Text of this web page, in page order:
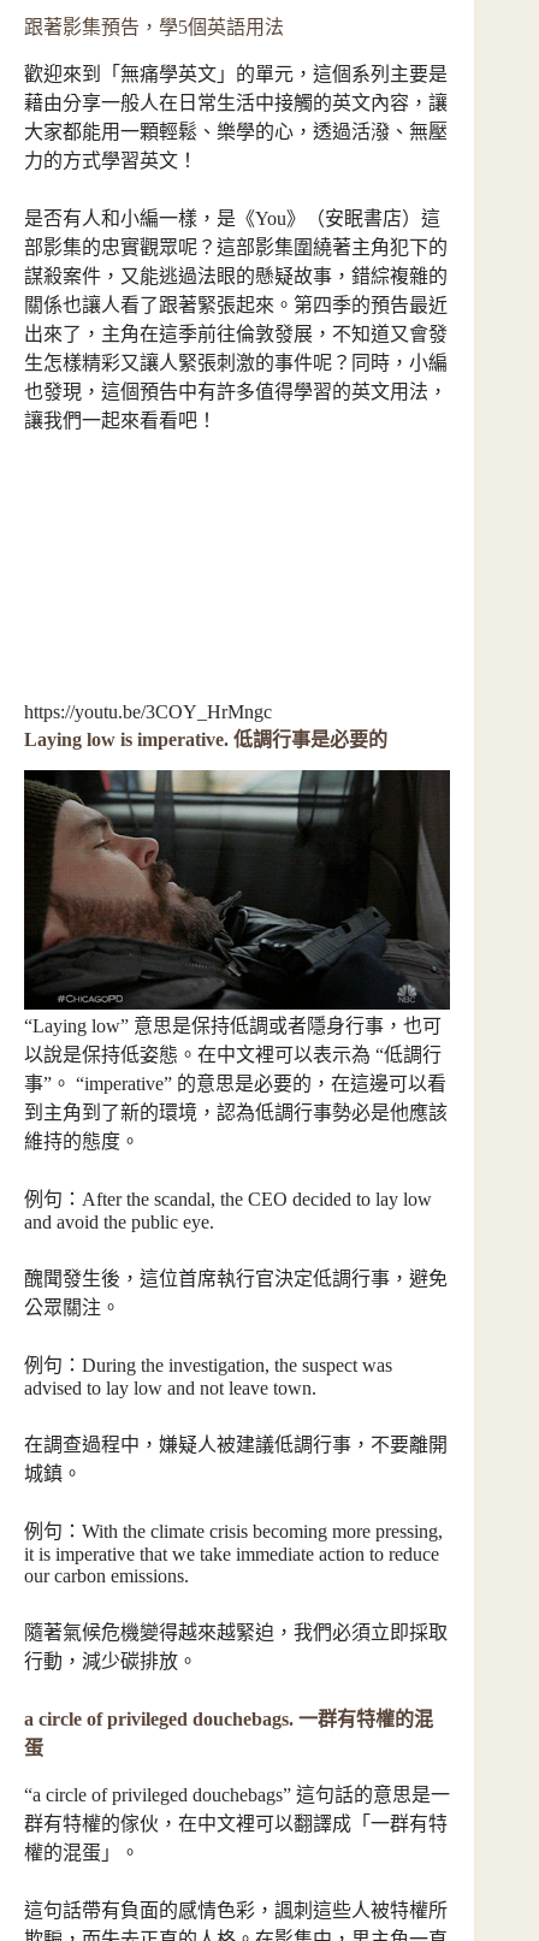
跟著影集預告，學5個英語用法
歡迎來到「無痛學英文」的單元，這個系列主要是
藉由分享一般人在日常生活中接觸的英文內容，讓
大家都能用一顆輕鬆、樂學的心，透過活潑、無壓
力的方式學習英文！
是否有人和小編一樣，是《You》（安眠書店）這
部影集的忠實觀眾呢？這部影集圍繞著主角犯下的
謀殺案件，又能逃過法眼的懸疑故事，錯綜複雜的
關係也讓人看了跟著緊張起來。第四季的預告最近
出來了，主角在這季前往倫敦發展，不知道又會發
生怎樣精彩又讓人緊張刺激的事件呢？同時，小編
也發現，這個預告中有許多值得學習的英文用法，
讓我們一起來看看吧！
https://youtu.be/3COY_HrMngc
Laying low is imperative. 低調行事是必要的
“Laying low” 意思是保持低調或者隱身行事，也可
以說是保持低姿態。在中文裡可以表示為 “低調行
事”。 “imperative” 的意思是必要的，在這邊可以看
到主角到了新的環境，認為低調行事勢必是他應該
維持的態度。
例句：After the scandal, the CEO decided to lay low
and avoid the public eye.
醜聞發生後，這位首席執行官決定低調行事，避免
公眾關注。
例句：During the investigation, the suspect was
advised to lay low and not leave town.
在調查過程中，嫌疑人被建議低調行事，不要離開
城鎮。
例句：With the climate crisis becoming more pressing,
it is imperative that we take immediate action to reduce
our carbon emissions.
隨著氣候危機變得越來越緊迫，我們必須立即採取
行動，減少碳排放。
a circle of privileged douchebags. 一群有特權的混
蛋
“a circle of privileged douchebags” 這句話的意思是一
群有特權的傢伙，在中文裡可以翻譯成「一群有特
權的混蛋」。
這句話帶有負面的感情色彩，諷刺這些人被特權所